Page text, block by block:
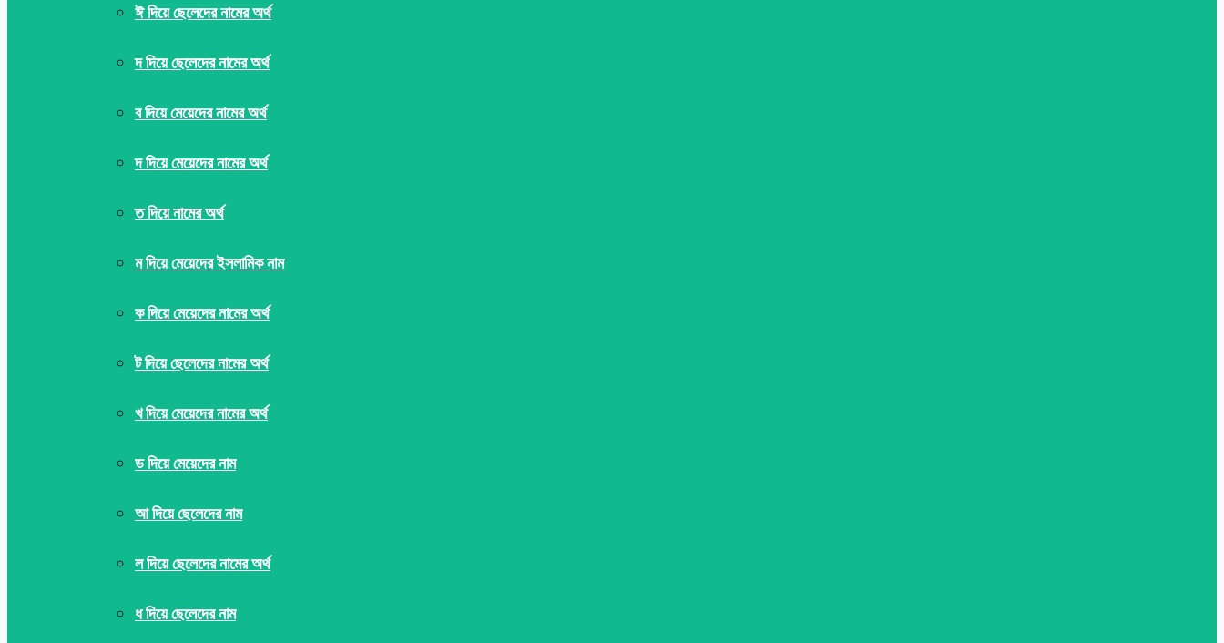
ঈ দিয়ে ছেলেদের নামের অর্থ
দ দিয়ে ছেলেদের নামের অর্থ
ব দিয়ে মেয়েদের নামের অর্থ
দ দিয়ে মেয়েদের নামের অর্থ
ত দিয়ে নামের অর্থ
ম দিয়ে মেয়েদের ইসলামিক নাম
ক দিয়ে মেয়েদের নামের অর্থ
ট দিয়ে ছেলেদের নামের অর্থ
খ দিয়ে মেয়েদের নামের অর্থ
ড দিয়ে মেয়েদের নাম
আ দিয়ে ছেলেদের নাম
ল দিয়ে ছেলেদের নামের অর্থ
ধ দিয়ে ছেলেদের নাম